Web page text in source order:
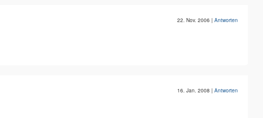
22. Nov. 2006 | Antworten
16. Jan. 2008 | Antworten